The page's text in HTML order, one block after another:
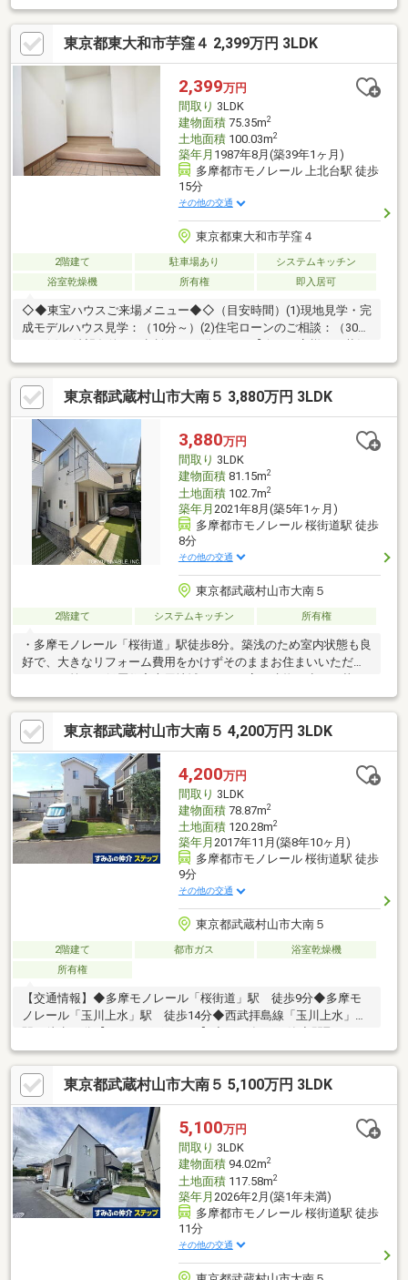
熱費の一元管理がしやすいオール電化の住まいです。§ご家族と
のコミュニケーションが取りやすいリビング階段◎§WICや屋根裏
収納有り・全居室に収納があるためすっきりと片付いた暮らしが
叶います。§LDKに隣接した約4.5帖の和室は、お子様のお昼寝場
所や客間として重宝します。§食洗機や浴室乾燥機など、毎日の
家事をサポートする設備が充実。§2026年7月リフォーム内容・防
蟻工事 ・クロス一部張替 ・水栓交換 他
東京都東大和市芋窪４ 2,399万円 3LDK
2,399万円
間取り 3LDK
建物面積75.35m2
土地面積100.03m2
築年月 1987年8月(築39年1ヶ月)
多摩都市モノレール 上北台駅 徒歩
15分
その他の交通
東京都東大和市芋窪４
2階建て 駐車場あり
システムキッチン
浴室乾燥機
所有権 即入居可
◇◆東宝ハウスご来場メニュー◆◇（目安時間）(1)現地見学・完
成モデルハウス見学：（10分～）(2)住宅ローンのご相談：（30分
をお聞かせください】～◆新しいお家で○○○を叶えたい！◆毎月
支払う住居費って自分達はいくらなら大丈夫かな。。◆歳を重ね
てもずっと安心して暮らせる場所がいい！◆購入はしたいけど、
手続きとか税金とか色々心配。。期待も大きい反面、悩みや不安
も多いと思います。お客様と一緒にたくさん悩んできた私達なの
で、なにか1つでも良いアドバイスができたらと思っています。是
非ご相談ください。
東京都武蔵村山市大南５ 3,880万円 3LDK
3,880万円
間取り 3LDK
建物面積81.15m2
土地面積102.7m2
築年月 2021年8月(築5年1ヶ月)
多摩都市モノレール 桜街道駅 徒歩
8分
その他の交通
東京都武蔵村山市大南５
2階建て システムキッチン 所有権
・多摩モノレール「桜街道」駅徒歩8分。築浅のため室内状態も良
好で、大きなリフォーム費用をかけずそのままお住まいいただけ
着いた住環境です。道路から奥まった配置で、交通量を気にせず
プライバシーにも配慮されています。・システムキッチンは、リ
ビングを見渡せるカウンター式。お子様の様子を見ながら、ご家
族との会話を楽しみながら、お料理をすることができます。・浄
水機能付きのため、必要に応じて切り替えてご使用いただくこと
が可能です。・セカンドカーや来客用にうれしい2台分のカースペ
ース有り。
東京都武蔵村山市大南５ 4,200万円 3LDK
4,200万円
間取り 3LDK
建物面積78.87m2
土地面積120.28m2
築年月 2017年11月(築8年10ヶ月)
多摩都市モノレール 桜街道駅 徒歩
9分
その他の交通
東京都武蔵村山市大南５
2階建て 都市ガス
浴室乾燥機
所有権
【交通情報】◆多摩モノレール「桜街道」駅 徒歩9分◆多摩モ
ノレール「玉川上水」駅 徒歩14分◆西武拝島線「玉川上水」
3LDK◆土地面積：120.28㎡（36.38坪）◆カースペースあり（車
種による）◆売主様こだわりの注文住宅（住宅情報館株式会社 施
工）◆前面道路公道約5.0ｍ◆LDK約16.8帖◆全室南向きの為、陽
当り・通風良好
東京都武蔵村山市大南５ 5,100万円 3LDK
5,100万円
間取り 3LDK
建物面積94.02m2
土地面積117.58m2
築年月 2026年2月(築1年未満)
多摩都市モノレール 桜街道駅 徒歩
11分
その他の交通